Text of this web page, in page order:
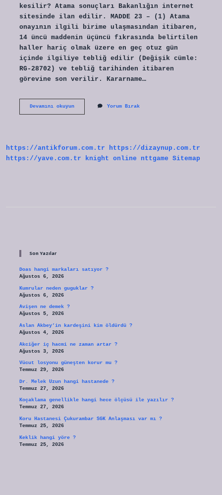
kesilir? Atama sonuçları Bakanlığın internet
sitesinde ilan edilir. MADDE 23 – (1) Atama
onayının ilgili birime ulaşmasından itibaren,
14 üncü maddenin üçüncü fıkrasında belirtilen
haller hariç olmak üzere en geç otuz gün
içinde ilgiliye tebliğ edilir (Değişik cümle:
RG-28702) ve tebliğ tarihinden itibaren
görevine son verilir. Kararname…
Devamını okuyunKararname
Ilişik
Kesilir
Yorum Bırak
https://antikforum.com.tr
https://dizaynup.com.tr
https://yave.com.tr
knight online nttgame Sitemap
Son Yazılar
Doas hangi markaları satıyor ?
Ağustos 6, 2026
Kumrular neden guguklar ?
Ağustos 6, 2026
Avişen ne demek ?
Ağustos 5, 2026
Aslan Akbey’in kardeşini kim öldürdü ?
Ağustos 4, 2026
Akciğer iç hacmi ne zaman artar ?
Ağustos 3, 2026
Vücut losyonu güneşten korur mu ?
Temmuz 29, 2026
Dr. Melek Uzun hangi hastanede ?
Temmuz 27, 2026
Koçaklama genellikle hangi hece ölçüsü ile yazılır ?
Temmuz 27, 2026
Koru Hastanesi Çukurambar SGK Anlaşması var mı ?
Temmuz 25, 2026
Keklik hangi yöre ?
Temmuz 25, 2026